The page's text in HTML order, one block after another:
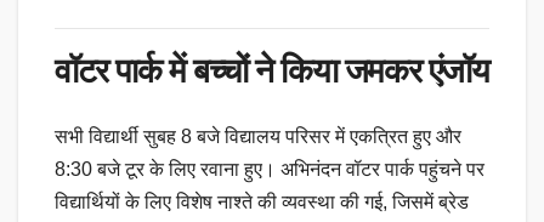
वॉटर पार्क में बच्चों ने किया जमकर एंजॉय
सभी विद्यार्थी सुबह 8 बजे विद्यालय परिसर में एकत्रित हुए और
8:30 बजे टूर के लिए रवाना हुए। अभिनंदन वॉटर पार्क पहुंचने पर
विद्यार्थियों के लिए विशेष नाश्ते की व्यवस्था की गई, जिसमें ब्रेड